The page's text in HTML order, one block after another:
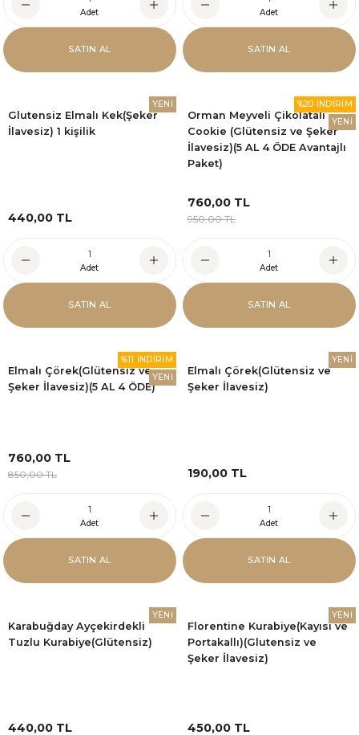
Adet
SATIN AL
Adet
SATIN AL
YENİ
Glutensiz Elmalı Kek(Şeker
İlavesiz) 1 kişilik
440,00 TL
Adet
SATIN AL
%20 İNDİRİM
YENİ
Orman Meyveli Çikolatalı
Cookie (Glütensiz ve Şeker
İlavesiz)(5 AL 4 ÖDE Avantajlı
Paket)
760,00 TL
950,00 TL
Adet
SATIN AL
%11 İNDİRİM
YENİ
Elmalı Çörek(Glütensiz ve
Şeker İlavesiz)(5 AL 4 ÖDE)
760,00 TL
850,00 TL
Adet
SATIN AL
YENİ
Elmalı Çörek(Glütensiz ve
Şeker İlavesiz)
190,00 TL
Adet
SATIN AL
YENİ
Karabuğday Ayçekirdekli
Tuzlu Kurabiye(Glütensiz)
440,00 TL
YENİ
Florentine Kurabiye(Kayısı ve
Portakallı)(Glutensiz ve
Şeker İlavesiz)
450,00 TL